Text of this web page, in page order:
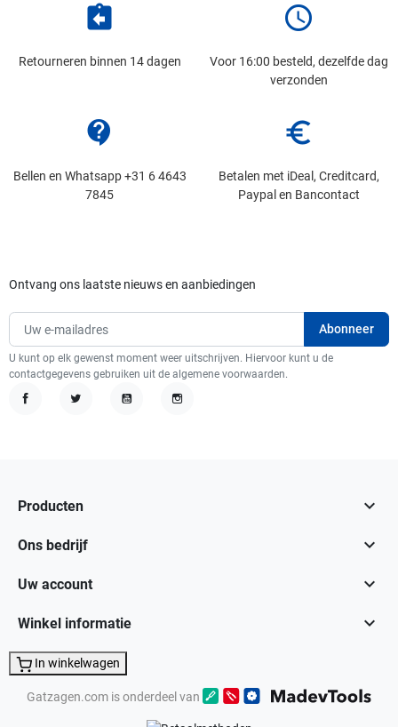
assignment_return
Retourneren binnen 14 dagen
schedule
Voor 16:00 besteld, dezelfde dag
verzonden
contact_support
Bellen en Whatsapp +31 6 4643
7845
euro_symbol
Betalen met iDeal, Creditcard,
Paypal en Bancontact
Ontvang ons laatste nieuws en aanbiedingen
U kunt op elk gewenst moment weer uitschrijven. Hiervoor kunt u de
contactgegevens gebruiken uit de algemene voorwaarden.
Producten 
Ons bedrijf 
Uw account 
Winkel informatie 
In winkelwagen
Gatzagen.com is onderdeel van